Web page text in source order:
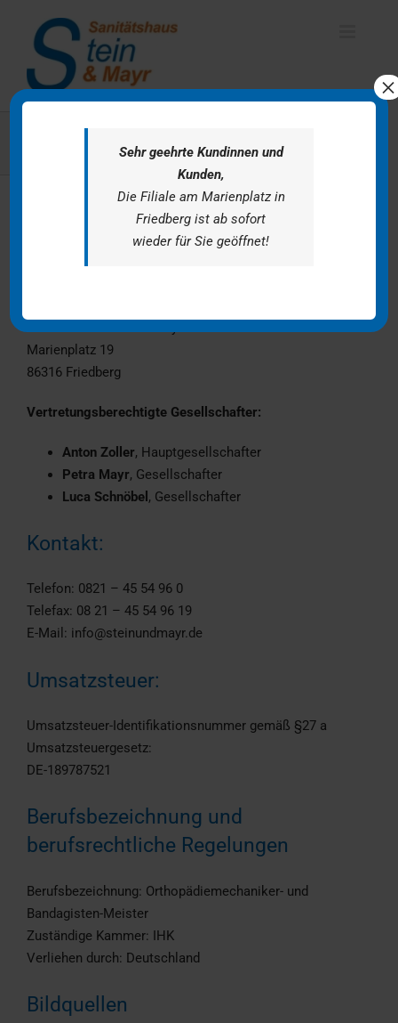
springen
Marienplatz 19
86316 Friedberg
Vertretungsberechtigte Gesellschafter:
Anton Zoller, Hauptgesellschafter
Petra Mayr, Gesellschafter
Luca Schnöbel , Gesellschafter
Kontakt:
Telefon: 0821 – 45 54 96 0
Telefax: 08 21 – 45 54 96 19
E-Mail: info@steinundmayr.de
Umsatzsteuer:
Umsatzsteuer-Identifikationsnummer gemäß §27 a
Umsatzsteuergesetz:
DE-189787521
Berufsbezeichnung und
berufsrechtliche Regelungen
Berufsbezeichnung: Orthopädiemechaniker- und
Bandagisten-Meister
Zuständige Kammer: IHK
Verliehen durch: Deutschland
Bildquellen
Sehr geehrte Kundinnen und
Kunden,
Die Filiale am Marienplatz in
Friedberg ist ab sofort
wieder für Sie geöffnet!
×